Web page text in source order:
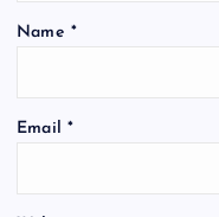
Name *
Email *